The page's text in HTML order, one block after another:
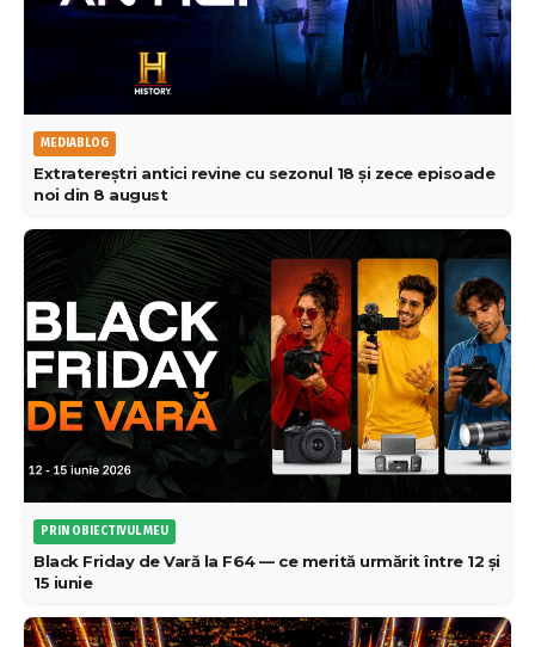
MEDIABLOG
Extratereștri antici revine cu sezonul 18 și zece episoade
noi din 8 august
PRIN OBIECTIVUL MEU
Black Friday de Vară la F64 — ce merită urmărit între 12 și
15 iunie